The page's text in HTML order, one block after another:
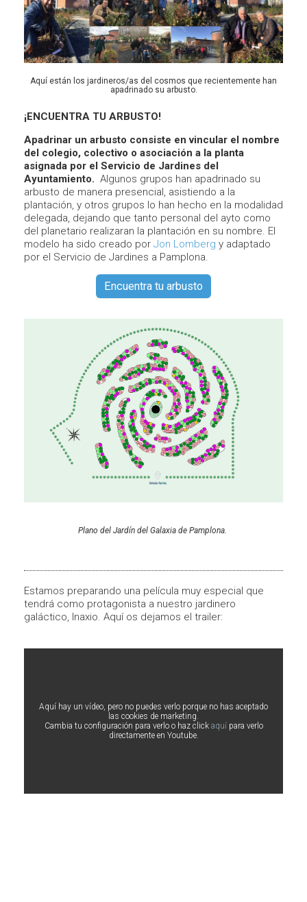
Aquí están los jardineros/as del cosmos que recientemente han
apadrinado su arbusto.
¡ENCUENTRA TU ARBUSTO!
Apadrinar un arbusto consiste en vincular el nombre
del colegio, colectivo o asociación a la planta
asignada por el Servicio de Jardines del
Ayuntamiento. Algunos grupos han apadrinado su
arbusto de manera presencial, asistiendo a la
plantación, y otros grupos lo han hecho en la modalidad
delegada, dejando que tanto personal del ayto como
del planetario realizaran la plantación en su nombre. El
modelo ha sido creado por Jon Lomberg y adaptado
por el Servicio de Jardines a Pamplona.
Encuentra tu arbusto
Plano del Jardín del Galaxia de Pamplona.
Estamos preparando una película muy especial que
tendrá como protagonista a nuestro jardinero
galáctico, Inaxio. Aquí os dejamos el trailer:
Aquí hay un vídeo, pero no puedes verlo porque no has aceptado
las cookies de marketing.
Cambia tu configuración para verlo o haz click aquípara verlo
directamente en Youtube.